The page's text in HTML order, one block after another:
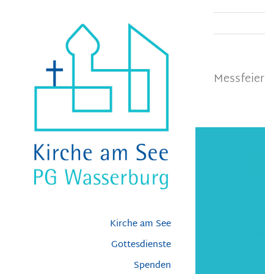
Kirche am See
Gottesdienste
Spenden